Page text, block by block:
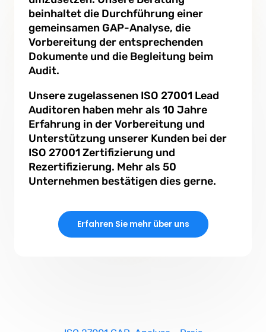
beinhaltet die Durchführung einer
gemeinsamen GAP-Analyse, die
Vorbereitung der entsprechenden
Dokumente und die Begleitung beim
Audit.
Unsere zugelassenen ISO 27001 Lead
Auditoren haben mehr als 10 Jahre
Erfahrung in der Vorbereitung und
Unterstützung unserer Kunden bei der
ISO 27001 Zertifizierung und
Rezertifizierung. Mehr als 50
Unternehmen bestätigen dies gerne.
Erfahren Sie mehr über uns